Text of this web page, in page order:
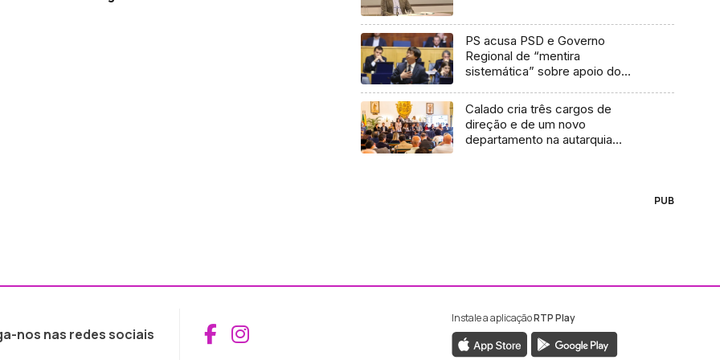
PS acusa PSD e Governo
Regional de “mentira
sistemática” sobre apoio do
Calado cria três cargos de
direção e de um novo
departamento na autarquia
PUB
nos nas redes sociais Aceder ao Facebook da RTP Madeira
Aceder ao Instagram da RTP Madeira
Instale a aplicaçãoRTP Play